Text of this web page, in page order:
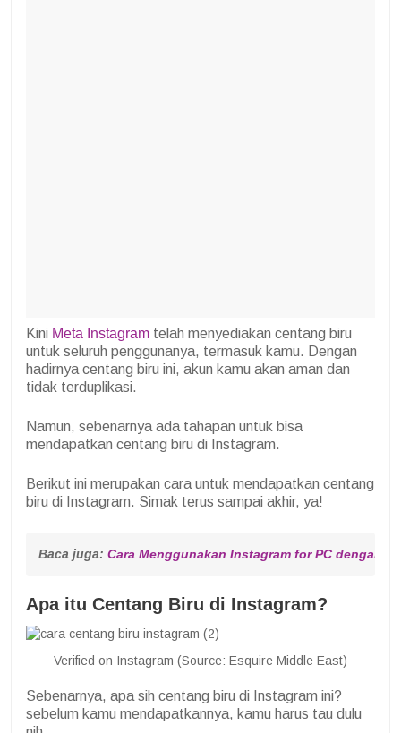
Kini Meta Instagram telah menyediakan centang biru
untuk seluruh penggunanya, termasuk kamu. Dengan
hadirnya centang biru ini, akun kamu akan aman dan
tidak terduplikasi.
Namun, sebenarnya ada tahapan untuk bisa
mendapatkan centang biru di Instagram.
Berikut ini merupakan cara untuk mendapatkan centang
biru di Instagram. Simak terus sampai akhir, ya!
Baca juga: Cara Menggunakan Instagram for PC dengan
Apa itu Centang Biru di Instagram?
Verified on Instagram (Source: Esquire Middle East)
Sebenarnya, apa sih centang biru di Instagram ini?
sebelum kamu mendapatkannya, kamu harus tau dulu